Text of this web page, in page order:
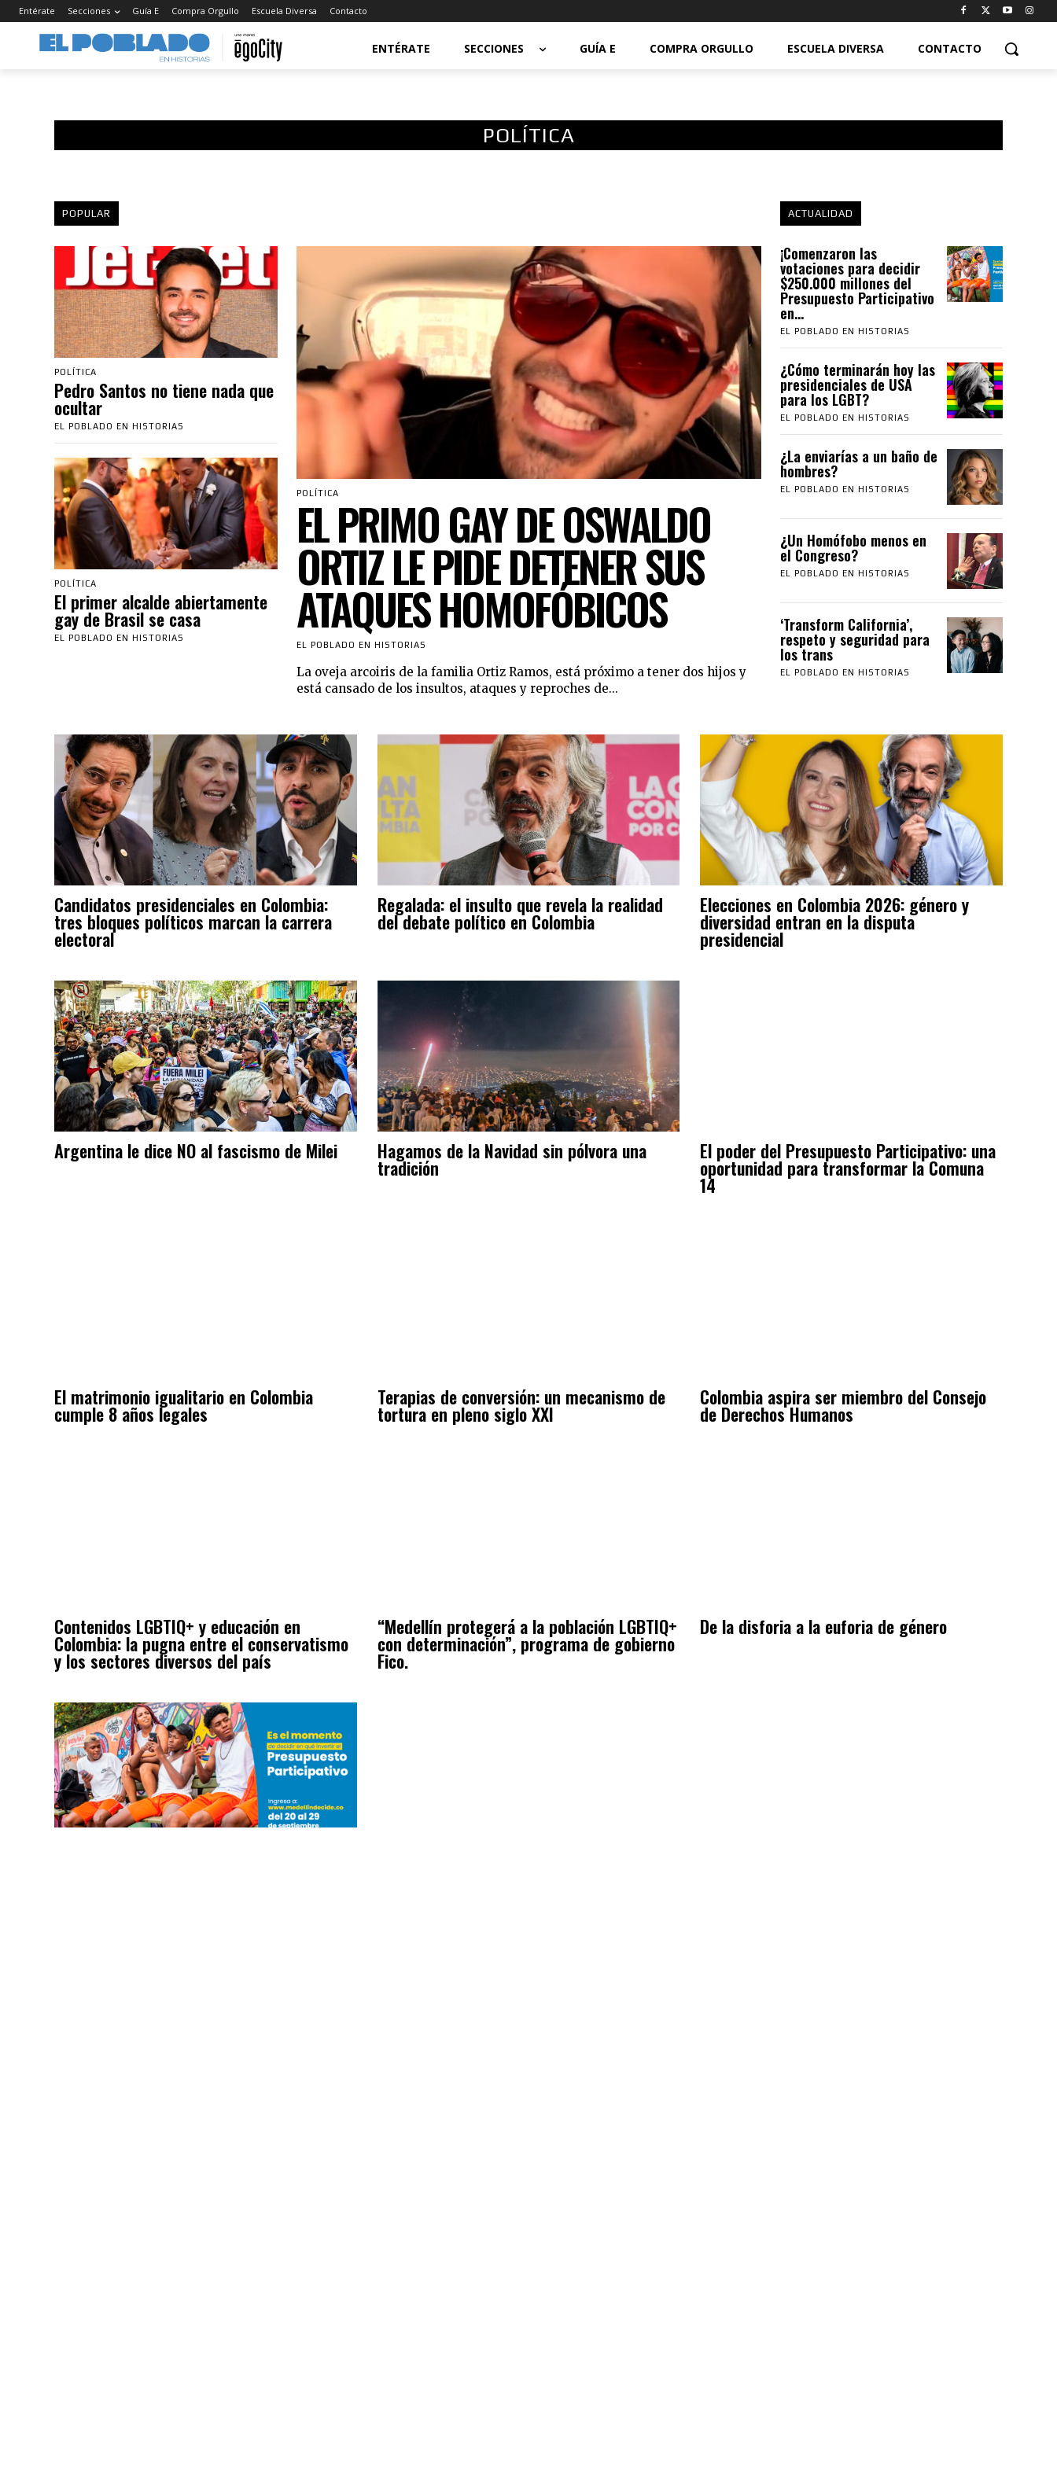
Entérate Secciones Guía E Compra Orgullo Escuela Diversa Contacto
ENTÉRATE SECCIONES GUÍA E COMPRA ORGULLO ESCUELA DIVERSA CONTACTO
POLÍTICA
POPULAR ACTUALIDAD
POLÍTICA
Pedro Santos no tiene nada que
ocultar
EL POBLADO EN HISTORIAS
POLÍTICA
El primer alcalde abiertamente
gay de Brasil se casa
EL POBLADO EN HISTORIAS
POLÍTICA
EL PRIMO GAY DE OSWALDO
ORTIZ LE PIDE DETENER SUS
ATAQUES HOMOFÓBICOS
EL POBLADO EN HISTORIAS
La oveja arcoiris de la familia Ortiz Ramos, está próximo a tener dos hijos y
está cansado de los insultos, ataques y reproches de...
¡Comenzaron las
votaciones para decidir
$250.000 millones del
Presupuesto Participativo
en...
EL POBLADO EN HISTORIAS
¿Cómo terminarán hoy las
presidenciales de USA
para los LGBT?
EL POBLADO EN HISTORIAS
¿La enviarías a un baño de
hombres?
EL POBLADO EN HISTORIAS
¿Un Homófobo menos en
el Congreso?
EL POBLADO EN HISTORIAS
‘Transform California’,
respeto y seguridad para
los trans
EL POBLADO EN HISTORIAS
Candidatos presidenciales en Colombia:
tres bloques políticos marcan la carrera
electoral
Regalada: el insulto que revela la realidad
del debate político en Colombia
Elecciones en Colombia 2026: género y
diversidad entran en la disputa
presidencial
Argentina le dice NO al fascismo de Milei Hagamos de la Navidad sin pólvora una
tradición
El poder del Presupuesto Participativo: una
oportunidad para transformar la Comuna
14
El matrimonio igualitario en Colombia
cumple 8 años legales
Terapias de conversión: un mecanismo de
tortura en pleno siglo XXI
Colombia aspira ser miembro del Consejo
de Derechos Humanos
Contenidos LGBTIQ+ y educación en
Colombia: la pugna entre el conservatismo
y los sectores diversos del país
“Medellín protegerá a la población LGBTIQ+
con determinación”, programa de gobierno
Fico.
De la disforia a la euforia de género